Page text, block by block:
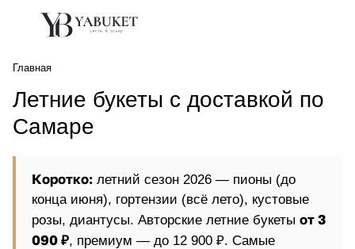
Главная
Летние букеты с доставкой по
Самаре
Коротко: летний сезон 2026 — пионы (до
конца июня), гортензии (всё лето), кустовые
розы, диантусы. Авторские летние букеты от 3
090 ₽, премиум — до 12 900 ₽. Самые